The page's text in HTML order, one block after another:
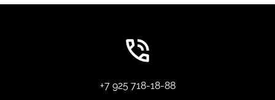
+7 925 718-18-88